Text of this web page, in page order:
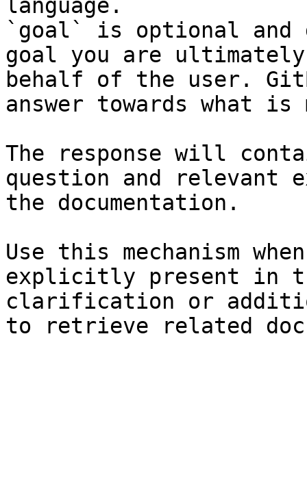
language.
`goal` is optional and
goal you are
behalf of the user.
answer towards what
The response will
question and relevant
the documentation.
Use this mechanism
explicitly present in
clarification or